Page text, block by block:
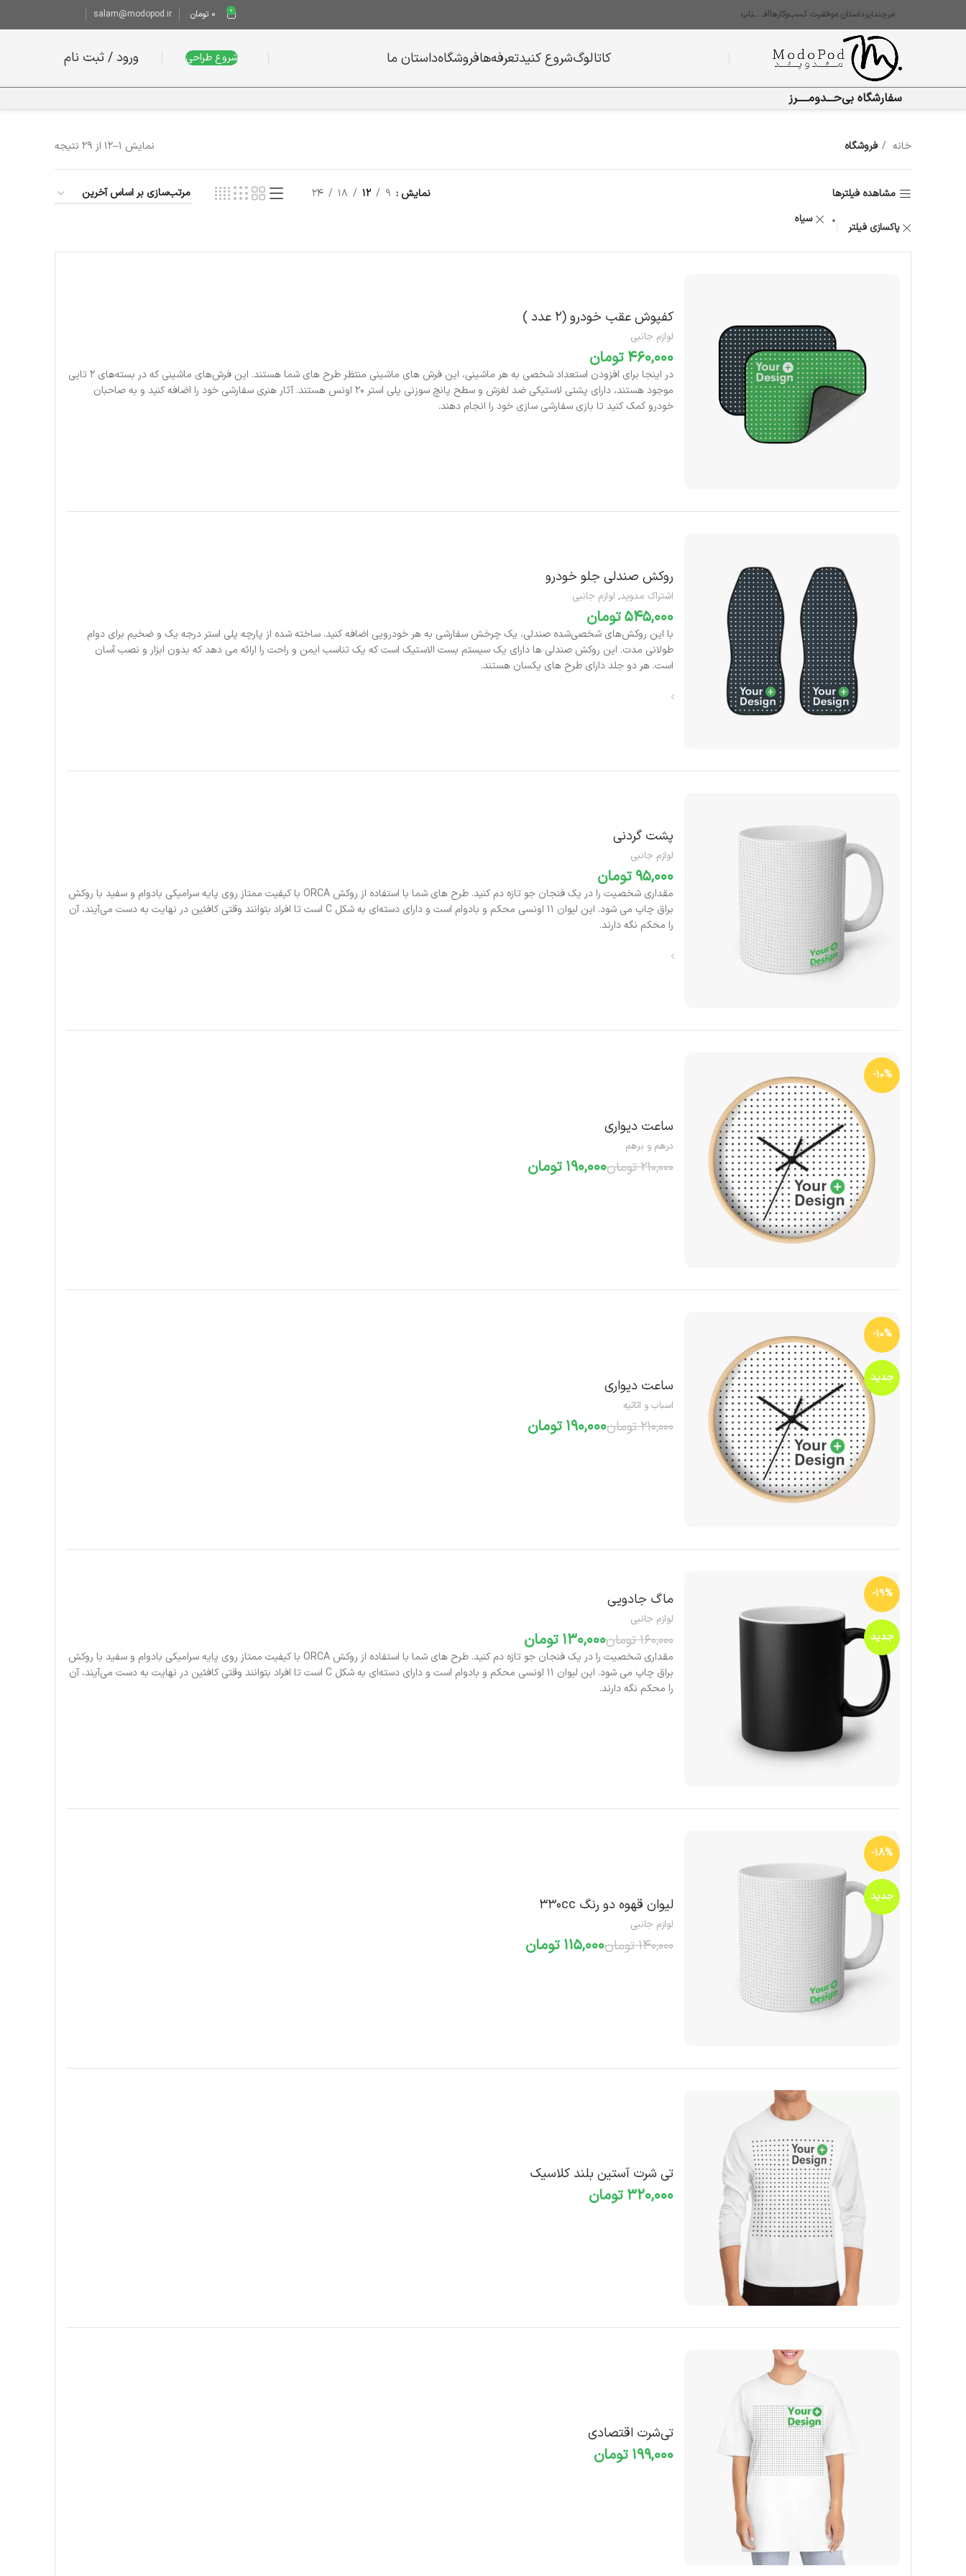
مرچندایزداستان موفقیت کسب‌وکارهاآفـ…ـتاپ 0
0 تومان salam@modopod.ir
کاتالوگشروع کنیدتعرفه‌هافروشگاهداستان ما شروع طراحی ورود / ثبت نام
سفارشگاه بی‌حـــدومـــــرز
خانه فروشگاه نمایش 1–12 از 29 نتیجه
مشاهده فیلترها نمایش 9
12
18
24
پاکسازی فیلتر
سیاه
کفپوش عقب خودرو (‌۲ عدد )‌
لوازم جانبی
تومان
در اینجا برای افزودن استعداد شخصی به هر ماشینی، این فرش های ماشینی منتظر طرح های شما هستند. این فرش‌های ماشینی که در بسته‌های 2 تایی
موجود هستند، دارای پشتی لاستیکی ضد لغزش و سطح پانچ سوزنی پلی استر 20 اونس هستند. آثار هنری سفارشی خود را اضافه کنید و به صاحبان
خودرو کمک کنید تا بازی سفارشی سازی خود را انجام دهند.
روکش صندلی جلو خودرو
اشتراک مدوپد, لوازم جانبی
تومان
با این روکش‌های شخصی‌شده صندلی، یک چرخش سفارشی به هر خودرویی اضافه کنید. ساخته شده از پارچه پلی استر درجه یک و ضخیم برای دوام
طولانی مدت. این روکش صندلی ها دارای یک سیستم بست الاستیک است که یک تناسب ایمن و راحت را ارائه می دهد که بدون ابزار و نصب آسان
است. هر دو جلد دارای طرح های یکسان هستند.
پشت گردنی
لوازم جانبی
تومان
مقداری شخصیت را در یک فنجان جو تازه دم کنید. طرح های شما با استفاده از روکش ORCA با کیفیت ممتاز روی پایه سرامیکی بادوام و سفید با روکش
براق چاپ می شود. این لیوان ۱۱ اونسی محکم و بادوام است و دارای دسته‌ای به شکل C است تا افراد بتوانند وقتی کافئین در نهایت به دست می‌آیند، آن
را محکم نگه دارند.
-10%
ساعت دیواری
درهم و برهم
210,000تومان190,000 تومان
-10%
جدید ساعت دیواری
اسباب و اثاثیه
210,000تومان190,000 تومان
-19%
جدید
ماگ جادویی
لوازم جانبی
160,000تومان130,000 تومان
مقداری شخصیت را در یک فنجان جو تازه دم کنید. طرح های شما با استفاده از روکش ORCA با کیفیت ممتاز روی پایه سرامیکی بادوام و سفید با روکش
براق چاپ می شود. این لیوان ۱۱ اونسی محکم و بادوام است و دارای دسته‌ای به شکل C است تا افراد بتوانند وقتی کافئین در نهایت به دست می‌آیند، آن
را محکم نگه دارند.
-18%
جدید لیوان قهوه دو رنگ ۳۳۰cc
لوازم جانبی
140,000تومان115,000 تومان
تی شرت آستین بلند کلاسیک
تومان
تی‌شرت اقتصادی
تومان